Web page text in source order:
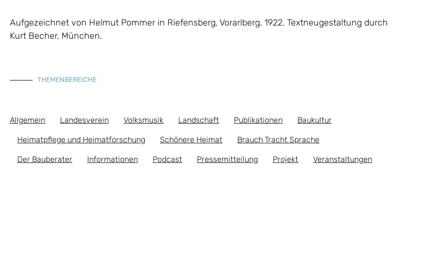
Aufgezeichnet von Helmut Pommer in Riefensberg, Vorarlberg, 1922. Textneugestaltung durch
Kurt Becher, München.
THEMENBEREICHE
Allgemein Landesverein Volksmusik Landschaft Publikationen Baukultur
Heimatpflege und Heimatforschung Schönere Heimat Brauch Tracht Sprache
Der Bauberater Informationen Podcast Pressemitteilung Projekt Veranstaltungen